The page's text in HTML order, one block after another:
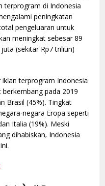
terprogram di Indonesia
peningkatan
pengeluaran untuk
meningkat sebesar 89
(sekitar Rp7 triliun)
terprogram Indonesia
pada 2019
Brasil (45%). Tingkat
negara Eropa seperti
Italia (19%). Meski
dihabiskan, Indonesia